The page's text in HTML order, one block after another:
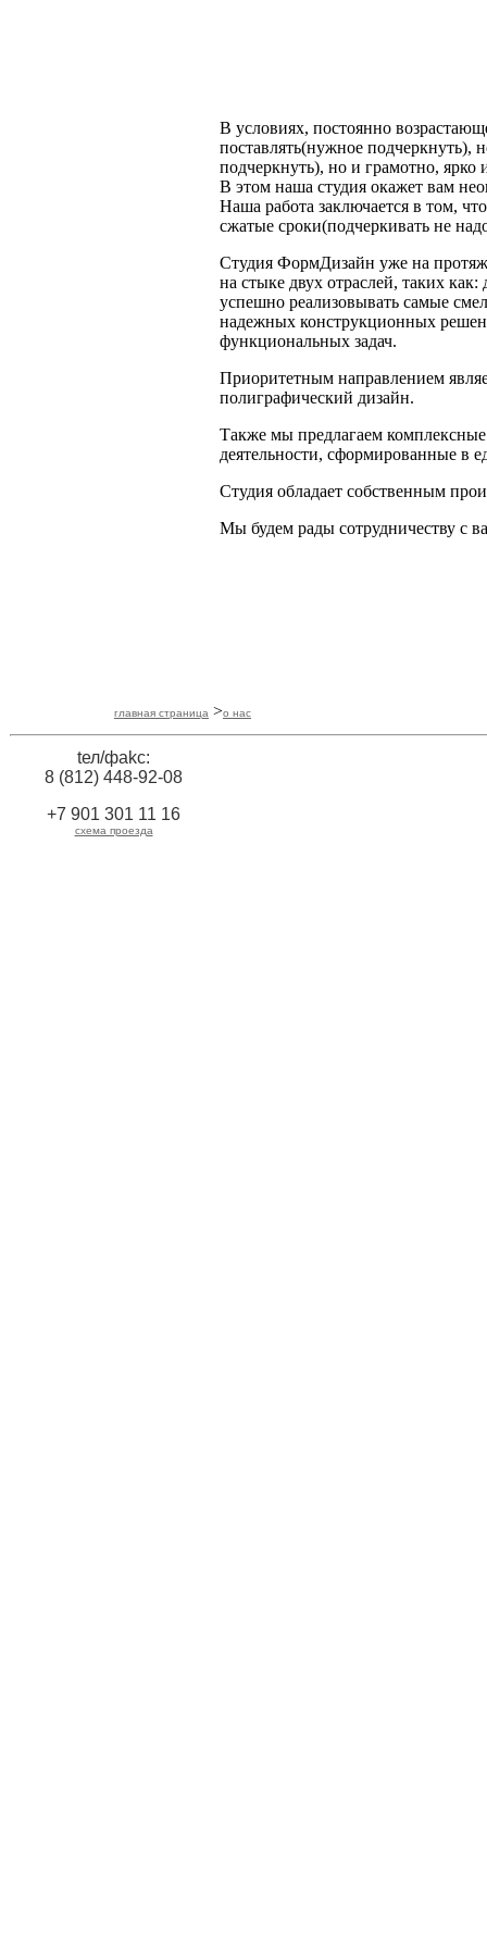
В условиях, постоянно
поставлять(нужное подчеркнуть),
подчеркнуть), но и грамотно, ярко
В этом наша студия окажет вам
Наша работа заключается в том,
сжатые сроки(подчеркивать не
Студия ФормДизайн уже на
на стыке двух отраслей, таких
успешно реализовывать самые
надежных конструкционных
функциональных задач.
Приоритетным направлением
полиграфический дизайн.
Также мы предлагаем
деятельности, сформированные в
Студия обладает собственным
Мы будем рады сотрудничеству с
главная страница >о нас
tел/фаkс:
8 (812) 448-92-08
+7 901 301 11 16
схема проезда